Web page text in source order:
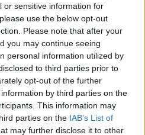
or sensitive information for
use the below opt-out
Please note that after your
you may continue seeing
personal information utilized by
to third parties prior to
opt-out of the further
by third parties on the
This information may
parties on the IAB’s List of
may further disclose it to other
της είδησης από άλλες